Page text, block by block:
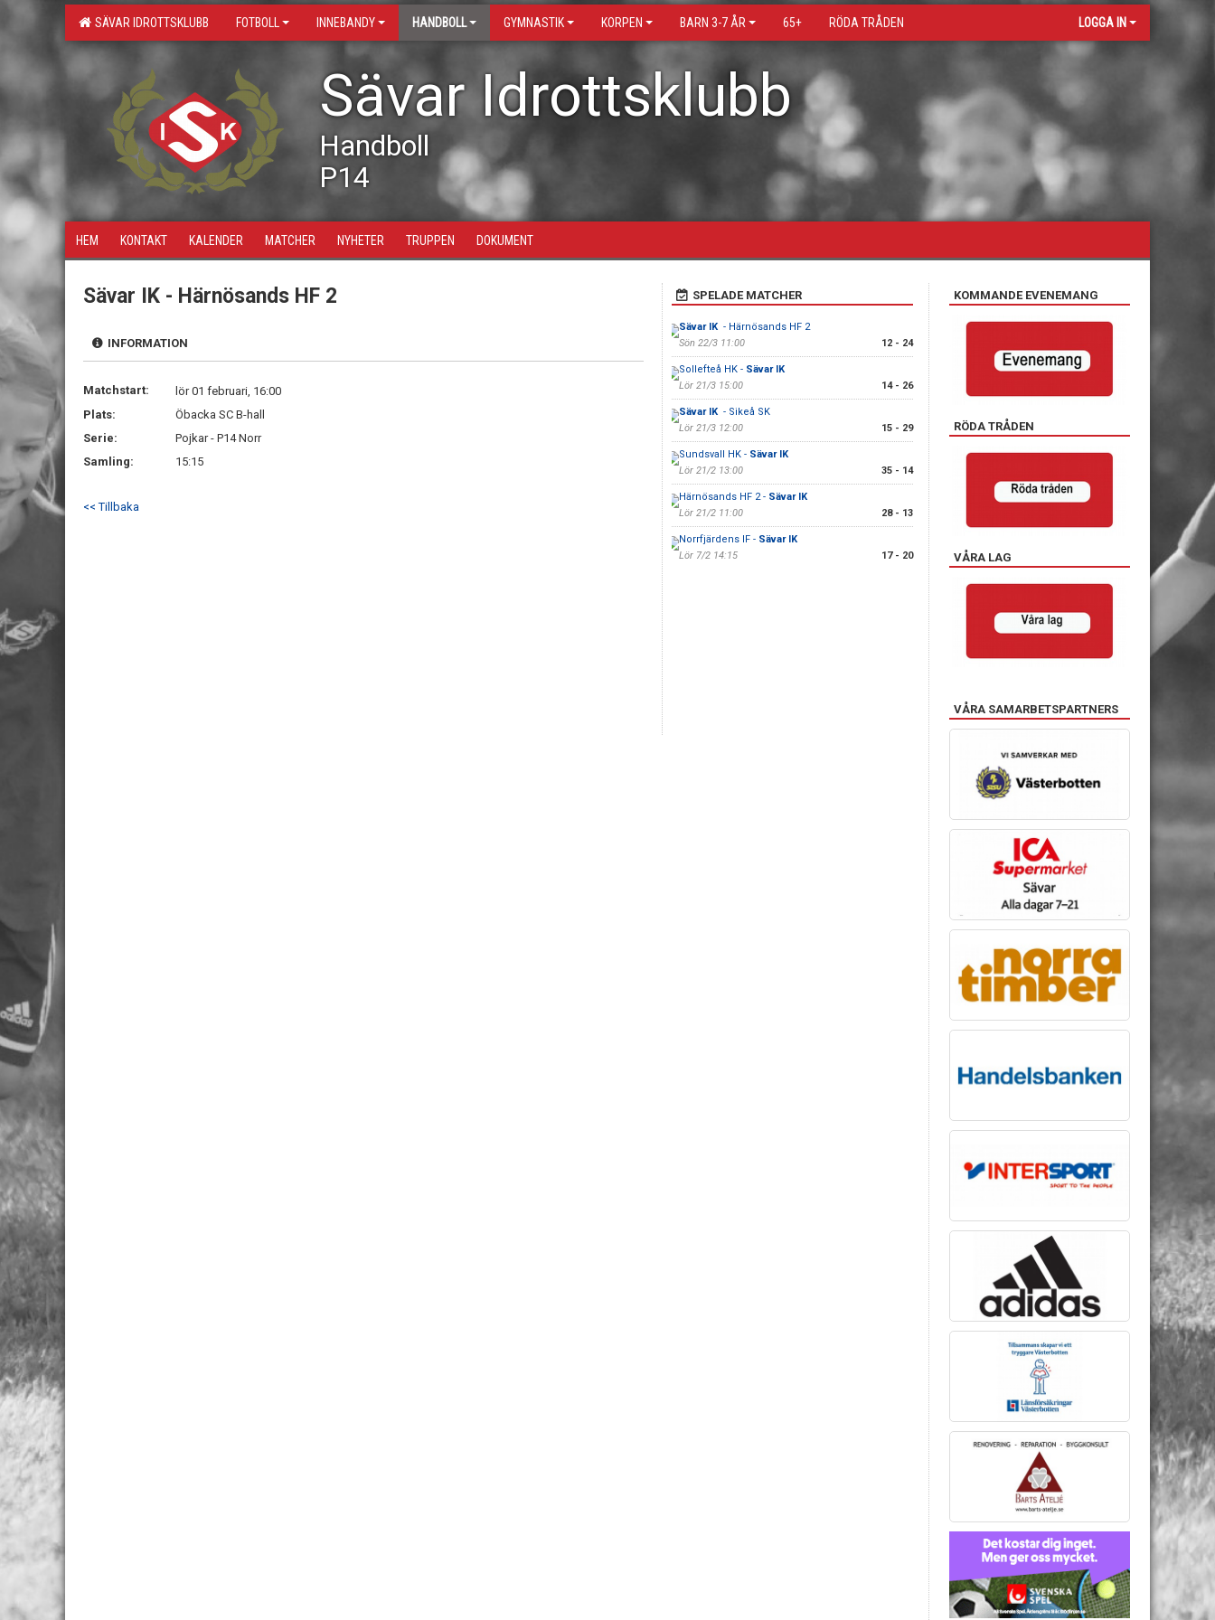
SÄVAR IDROTTSKLUBB FOTBOLL INNEBANDY HANDBOLL GYMNASTIK KORPEN BARN 3-7 ÅR 65+ RÖDA TRÅDEN LOGGA IN
Sävar Idrottsklubb
Handboll
P14
HEM KONTAKT KALENDER MATCHER NYHETER TRUPPEN DOKUMENT
Sävar IK - Härnösands HF 2
INFORMATION
Matchstart:
lör 01 februari, 16:00
Plats:
Öbacka SC B-hall
Serie:
Pojkar - P14 Norr
Samling:
15:15
<< Tillbaka
SPELADE MATCHER
Sävar IK - Härnösands HF 2
Sön 22/3 11:00
12 - 24
Sollefteå HK - Sävar IK
Lör 21/3 15:00
14 - 26
Sävar IK - Sikeå SK
Lör 21/3 12:00
15 - 29
Sundsvall HK - Sävar IK
Lör 21/2 13:00
35 - 14
Härnösands HF 2 - Sävar IK
Lör 21/2 11:00
28 - 13
Norrfjärdens IF - Sävar IK
Lör 7/2 14:15
17 - 20
KOMMANDE EVENEMANG
RÖDA TRÅDEN
VÅRA LAG
VÅRA SAMARBETSPARTNERS